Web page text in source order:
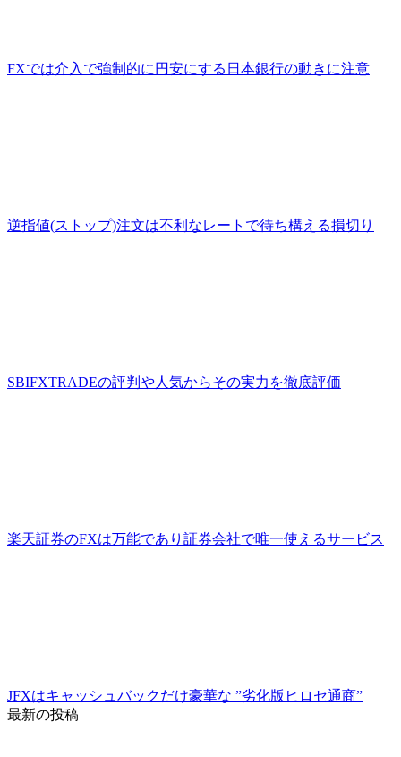
FXでは介入で強制的に円安にする日本銀行の動きに注意
逆指値(ストップ)注文は不利なレートで待ち構える損切り
SBIFXTRADEの評判や人気からその実力を徹底評価
楽天証券のFXは万能であり証券会社で唯一使えるサービス
JFXはキャッシュバックだけ豪華な ”劣化版ヒロセ通商”
最新の投稿